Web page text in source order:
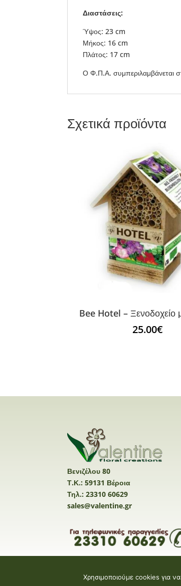
Διαστάσεις:
Ύψος: 23 cm
Μήκος: 16 cm
Πλάτος: 17 cm
Ο Φ.Π.Α. συμπεριλαμβάνεται
Σχετικά προϊόντα
Bee Hotel – Ξενοδοχείο
25.00€
Βενιζέλου 80
Τ.Κ.: 59131 Βέροια
Τηλ.: 23310 60629
sales@valentine.gr
Valentine E-shop © 2026 |
Χρησιμοποιούμε cookies για